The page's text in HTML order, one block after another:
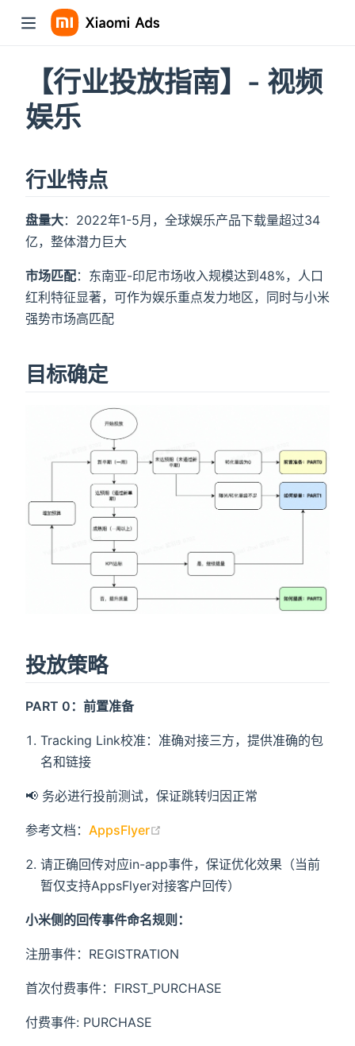
【行业投放指南】- 视频
娱乐
行业特点
盘量大：2022年1-5月，全球娱乐产品下载量超过34
亿，整体潜力巨大
市场匹配：东南亚-印尼市场收入规模达到48%，人口
红利特征显著，可作为娱乐重点发力地区，同时与小米
强势市场高匹配
目标确定
投放策略
PART 0：前置准备
Tracking Link校准：准确对接三方，提供准确的包
名和链接
📢 务必进行投前测试，保证跳转归因正常
参考文档： AppsFlyer
请正确回传对应in-app事件，保证优化效果（当前
暂仅支持AppsFlyer对接客户回传）
小米侧的回传事件命名规则：
注册事件：REGISTRATION
首次付费事件：FIRST_PURCHASE
付费事件: PURCHASE